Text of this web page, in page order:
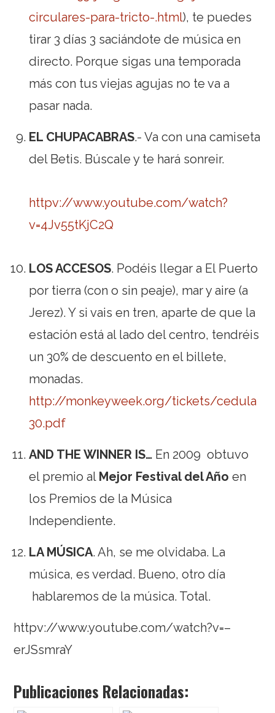
circulares-para-tricto-.html), te puedes
tirar 3 días 3 saciándote de música en
directo. Porque sigas una temporada
más con tus viejas agujas no te va a
pasar nada.
EL CHUPACABRAS.- Va con una camiseta
del Betis. Búscale y te hará sonreir.
httpv://www.youtube.com/watch?
v=4Jv55tKjC2Q
LOS ACCESOS. Podéis llegar a El Puerto
por tierra (con o sin peaje), mar y aire (a
Jerez). Y si vais en tren, aparte de que la
estación está al lado del centro, tendréis
un 30% de descuento en el billete,
monadas.
http://monkeyweek.org/tickets/cedula
30.pdf
AND THE WINNER IS… En 2009 obtuvo
el premio al Mejor Festival del Año en
los Premios de la Música
Independiente.
LA MÚSICA. Ah, se me olvidaba. La
música, es verdad. Bueno, otro día
hablaremos de la música. Total.
httpv://www.youtube.com/watch?v=–
erJSsmraY
Publicaciones Relacionadas: